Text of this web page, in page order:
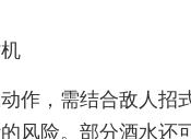
作，需结合敌人招
风险。部分酒水